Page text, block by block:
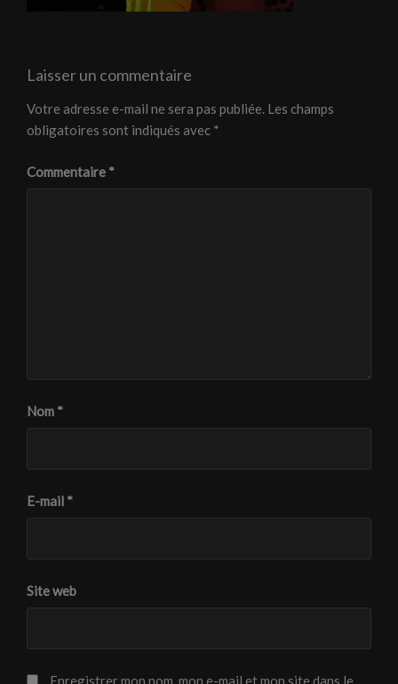
Laisser un commentaire
Votre adresse e-mail ne sera pas publiée. Les champs
obligatoires sont indiqués avec *
Commentaire *
Nom *
E-mail *
Site web
Enregistrer mon nom, mon e-mail et mon site dans le